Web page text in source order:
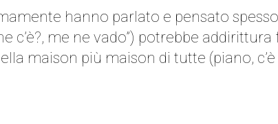
hanno parlato e pensato
c’è?, me ne vado”) potrebbe
maison più maison di tutte (piano,